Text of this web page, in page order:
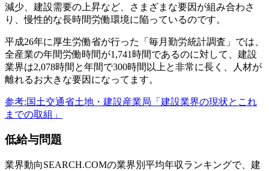
減少、建設需要の上昇など、さまざまな要因が組み合わさ
り、慢性的な長時間労働環境に陥っているのです。
平成26年に厚生労働省が行った「毎月勤労統計調査」では、
全産業の年間労働時間が1,741時間であるのに対して、建設
業界は2,078時間と年間で300時間以上と非常に長く、人材が
離れるお大きな要因になってます。
参考:国土交通省土地・建設産業局「建設業界の現状とこれ
までの取組」
低給与問題
業界動向SEARCH.COMの業界別平均年収ランキングで、建